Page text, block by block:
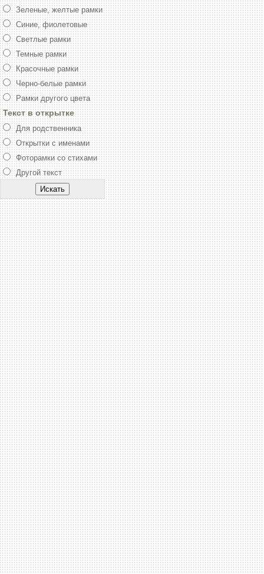
Зеленые, желтые рамки
Синие, фиолетовые
Светлые рамки
Темные рамки
Красочные рамки
Черно-белые рамки
Рамки другого цвета
Текст в открытке
Для родственника
Открытки с именами
Фоторамки со стихами
Другой текст